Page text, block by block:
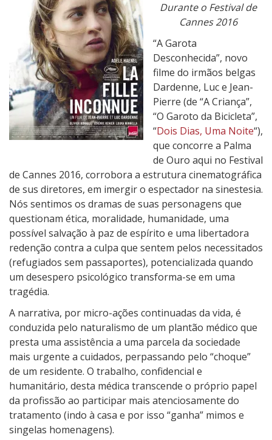
s
c
o
n
h
c
i
d
a
Durante o Festival de
Cannes 2016
“A Garota
Desconhecida”, novo
filme do irmãos belgas
Dardenne, Luc e Jean-
Pierre (de “A Criança”,
“O Garoto da Bicicleta”,
“Dois Dias, Uma Noite“),
que concorre a Palma
de Ouro aqui no Festival
de Cannes 2016, corrobora a estrutura cinematográfica
de sus diretores, em imergir o espectador na sinestesia.
Nós sentimos os dramas de suas personagens que
questionam ética, moralidade, humanidade, uma
possível salvação à paz de espírito e uma libertadora
redenção contra a culpa que sentem pelos necessitados
(refugiados sem passaportes), potencializada quando
um desespero psicológico transforma-se em uma
tragédia.
A narrativa, por micro-ações continuadas da vida, é
conduzida pelo naturalismo de um plantão médico que
presta uma assistência a uma parcela da sociedade
mais urgente a cuidados, perpassando pelo “choque”
de um residente. O trabalho, confidencial e
humanitário, desta médica transcende o próprio papel
da profissão ao participar mais atenciosamente do
tratamento (indo à casa e por isso “ganha” mimos e
singelas homenagens).